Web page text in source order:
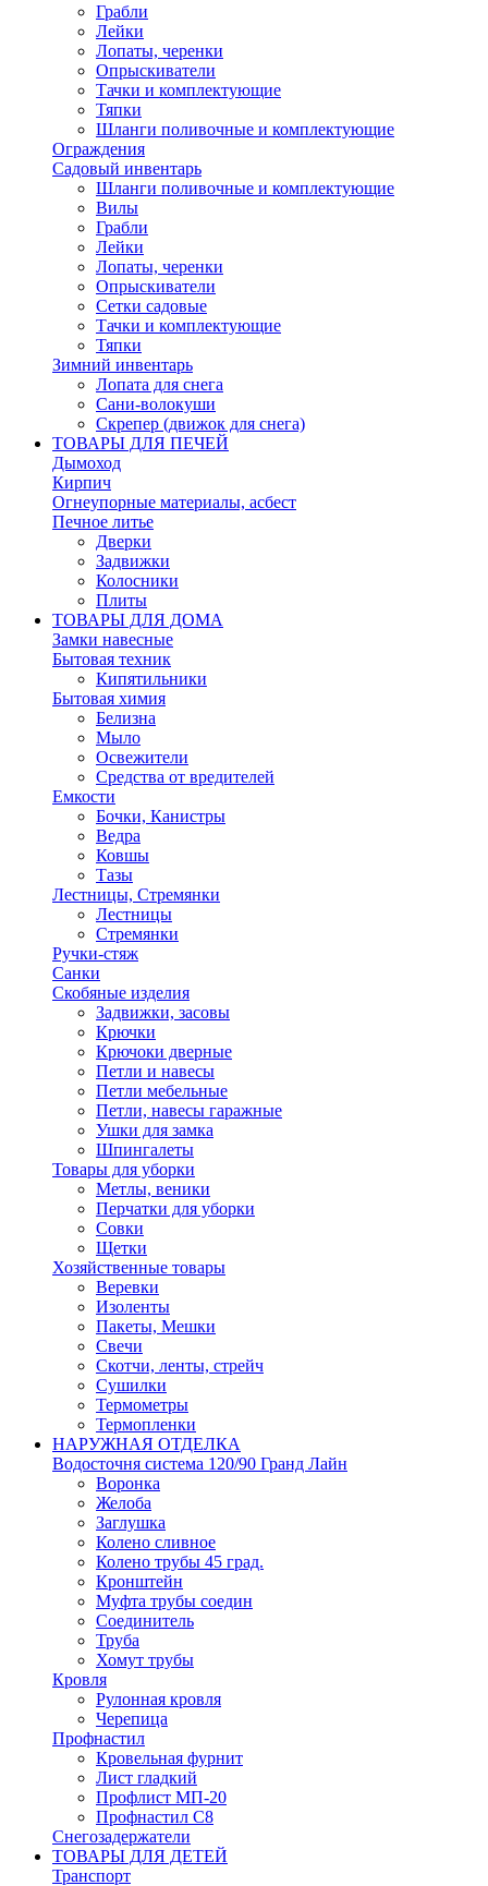
Грабли
Лейки
Лопаты, черенки
Опрыскиватели
Тачки и комплектующие
Тяпки
Шланги поливочные и комплектующие
Ограждения
Садовый инвентарь
Шланги поливочные и комплектующие
Вилы
Грабли
Лейки
Лопаты, черенки
Опрыскиватели
Сетки садовые
Тачки и комплектующие
Тяпки
Зимний инвентарь
Лопата для снега
Сани-волокуши
Скрепер (движок для снега)
ТОВАРЫ ДЛЯ ПЕЧЕЙ
Дымоход
Кирпич
Огнеупорные материалы, асбест
Печное литье
Дверки
Задвижки
Колосники
Плиты
ТОВАРЫ ДЛЯ ДОМА
Замки навесные
Бытовая техник
Кипятильники
Бытовая химия
Белизна
Мыло
Освежители
Средства от вредителей
Емкости
Бочки, Канистры
Ведра
Ковшы
Тазы
Лестницы, Стремянки
Лестницы
Стремянки
Ручки-стяж
Санки
Скобяные изделия
Задвижки, засовы
Крючки
Крючоки дверные
Петли и навесы
Петли мебельные
Петли, навесы гаражные
Ушки для замка
Шпингалеты
Товары для уборки
Метлы, веники
Перчатки для уборки
Совки
Щетки
Хозяйственные товары
Веревки
Изоленты
Пакеты, Мешки
Свечи
Скотчи, ленты, стрейч
Сушилки
Термометры
Термопленки
НАРУЖНАЯ ОТДЕЛКА
Водосточня система 120/90 Гранд Лайн
Воронка
Желоба
Заглушка
Колено сливное
Колено трубы 45 град.
Кронштейн
Муфта трубы соедин
Соединитель
Труба
Хомут трубы
Кровля
Рулонная кровля
Черепица
Профнастил
Кровельная фурнит
Лист гладкий
Профлист МП-20
Профнастил С8
Снегозадержатели
ТОВАРЫ ДЛЯ ДЕТЕЙ
Транспорт